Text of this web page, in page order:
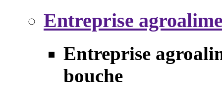
Entreprise
Entreprise
bouche